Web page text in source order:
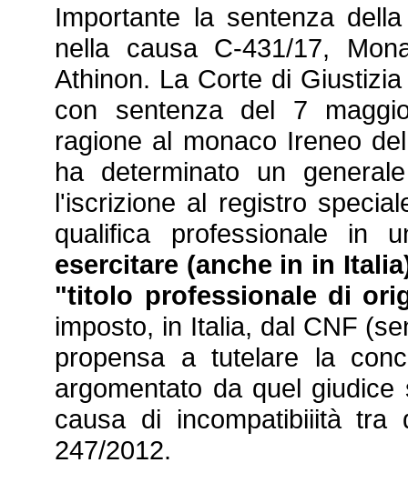
Importante la sentenza
nella causa C-431/17,
Athinon. La Corte di
con sentenza del 7
ragione al monaco Ireneo
ha determinato un
l'iscrizione al registro
qualifica professionale in
esercitare (anche in in
"titolo professionale di
imposto, in Italia, dal CNF
propensa a tutelare la
argomentato da quel
causa di incompatibiiità tra
247/2012.